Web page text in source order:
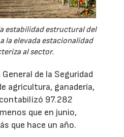
estabilidad estructural del
la elevada estacionalidad
al sector.
de la Seguridad
agricultura, ganadería,
97.282
que en junio,
que hace un año.